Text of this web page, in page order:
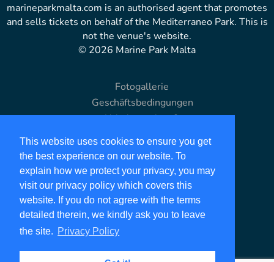
This website uses cookies to ensure you get
the best experience on our website. To
explain how we protect your privacy, you may
visit our privacy policy which covers this
website. If you do not agree with the terms
detailed therein, we kindly ask you to leave
the site. Privacy Policy
marineparkmalta.com is an authorised agent that promotes
and sells tickets on behalf of the Mediterraneo Park. This is
not the venue's website.
© 2026 Marine Park Malta
Fotogallerie
Geschäftsbedingungen
Urheberrechte ©
Datenschutz-Bestimmungen
Haftungsausschluss
Website-Karte
Our Partners
holiday-malta.com